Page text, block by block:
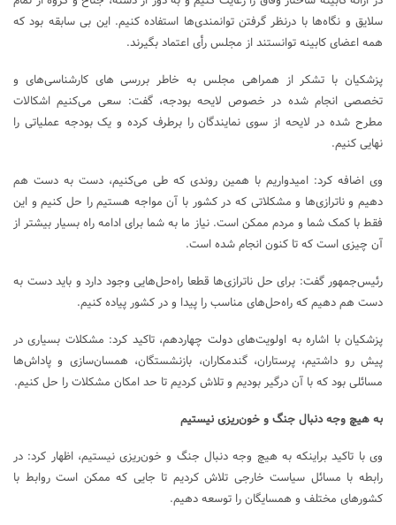
سلایق و نگاه‌ها با درنظر گرفتن توانمندی‌ها استفاده کنیم. این بی سابقه بود که
همه اعضای کابینه توانستند از مجلس رأی اعتماد بگیرند.
پزشکیان با تشکر از همراهی مجلس به خاطر بررسی های کارشناسی‌های و
تخصصی انجام شده در خصوص لایحه بودجه، گفت: سعی می‌کنیم اشکالات
مطرح شده در لایحه از سوی نمایندگان را برطرف کرده و یک بودجه عملیاتی را
نهایی کنیم.
وی اضافه کرد: امیدواریم با همین روندی که طی می‌کنیم،‌ دست به دست هم
دهیم و ناترازی‌ها و مشکلاتی که در کشور با آن مواجه هستیم را حل کنیم و این
فقط با کمک شما و مردم ممکن است. نیاز ما به شما برای ادامه راه بسیار بیشتر از
آن چیزی است که تا کنون انجام شده است.
رئیس‌جمهور گفت: برای حل ناترازی‌ها قطعا راه‌حل‌هایی وجود دارد و باید دست به
دست هم دهیم که راه‌حل‌های مناسب را پیدا و در کشور پیاده کنیم.
پزشکیان با اشاره به اولویت‌های دولت چهاردهم، تاکید کرد: مشکلات بسیاری در
پیش رو داشتیم، پرستاران، گندمکاران، بازنشستگان، همسان‌سازی و پاداش‌ها
مسائلی بود که با آن درگیر بودیم و تلاش کردیم تا حد امکان مشکلات را حل کنیم.
به هیچ وجه دنبال جنگ و خون‌ریزی نیستیم
وی با تاکید براینکه به هیچ وجه دنبال جنگ و خون‌ریزی نیستیم، اظهار کرد: در
رابطه با مسائل سیاست خارجی تلاش کردیم تا جایی که ممکن است روابط با
کشورهای مختلف و همسایگان را توسعه دهیم.